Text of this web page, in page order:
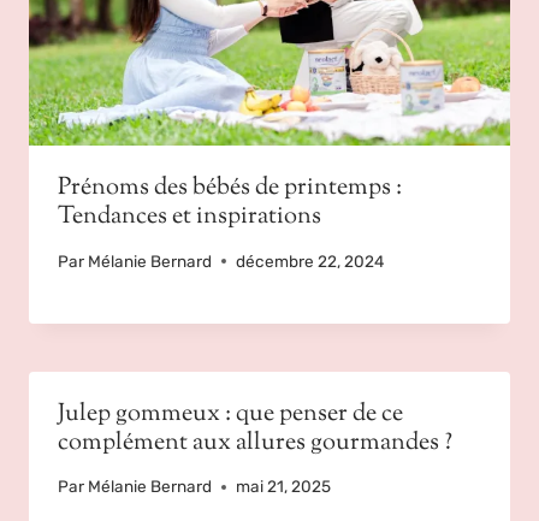
Prénoms des bébés de printemps :
Tendances et inspirations
Par Mélanie Bernard décembre 22, 2024
Julep gommeux : que penser de ce
complément aux allures gourmandes ?
Par Mélanie Bernard mai 21, 2025